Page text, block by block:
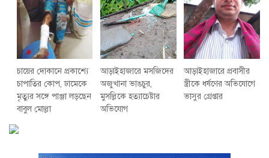
চায়ের দোকানে প্রকাশ্যে
চাপাতির কোপ, ঢামেকে
মৃত্যুর সঙ্গে পাঞ্জা লড়ছেন
বাবুল মোল্লা
আড়াইহাজারে মস‌জি‌দের
অজুখানা ভাঙচুর,
মুসল্লিকে হত্যাচেষ্টার
অভিযোগ
আড়াইহাজারে প্রবাসীর
স্ত্রীকে ধর্ষণের অভিযোগে
ভাসুর গ্রেপ্তার